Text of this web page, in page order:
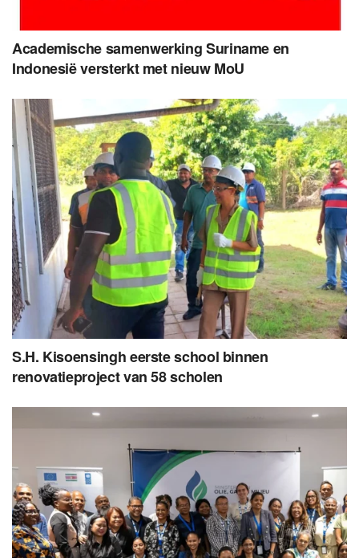
Academische samenwerking Suriname en
Indonesië versterkt met nieuw MoU
S.H. Kisoensingh eerste school binnen
renovatieproject van 58 scholen